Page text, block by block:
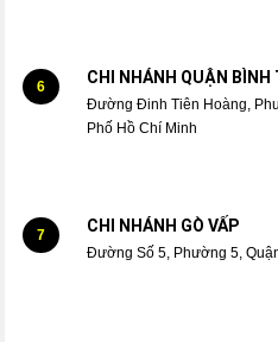
6 CHI NHÁNH QUẬN BÌNH
Đường Đinh Tiên Hoàng,
Phố Hồ Chí Minh
7 CHI NHÁNH GÒ VẤP
Đường Số 5, Phường 5,